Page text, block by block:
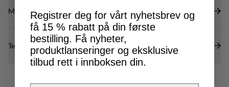
Materialer
Tekniske spesifikasjoner
Registrer deg for vårt nyhetsbrev og
få 15 % rabatt på din første
bestilling. Få nyheter,
produktlanseringer og eksklusive
tilbud rett i innboksen din.